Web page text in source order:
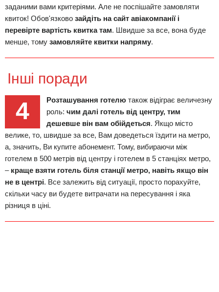
заданими вами критеріями. Але не поспішайте замовляти
квиток! Обов'язково зайдіть на сайт авіакомпанії і
перевірте вартість квитка там. Швидше за все, вона буде
менше, тому замовляйте квитки напряму.
Інші поради
4 Розташування готелю також відіграє величезну
роль: чим далі готель від центру, тим
дешевше він вам обійдеться. Якщо місто
велике, то, швидше за все, Вам доведеться їздити на метро,
а, значить, Ви купите абонемент. Тому, вибираючи між
готелем в 500 метрів від центру і готелем в 5 станціях метро,
– краще взяти готель біля станції метро, навіть якщо він
не в центрі. Все залежить від ситуації, просто порахуйте,
скільки часу ви будете витрачати на пересування і яка
різниця в ціні.